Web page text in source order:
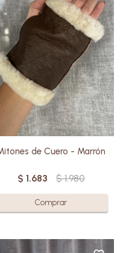
El exterior en cuero ovino
aporta protección y durabilidad,
mientras que el interior en lana
brinda suavidad, calidez y
respirabilidad, ayudando a
mantener la temperatura sin
exceso de humedad.
Una pieza simple, funcional y
hecha con materiales nobles.
de Cuero - Marrón
$ 1.683 $ 1.980